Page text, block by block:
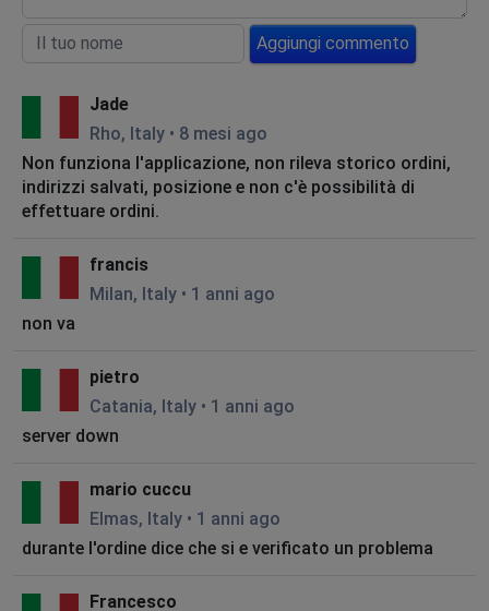
Aggiungi commento
Jade
Rho, Italy • 8 mesi ago
Non funziona l'applicazione, non rileva storico ordini,
indirizzi salvati, posizione e non c'è possibilità di
effettuare ordini.
francis
Milan, Italy • 1 anni ago
non va
pietro
Catania, Italy • 1 anni ago
server down
mario cuccu
Elmas, Italy • 1 anni ago
durante l'ordine dice che si e verificato un problema
Francesco